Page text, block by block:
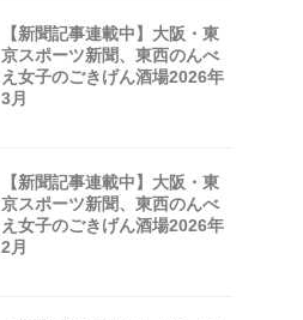
【新聞記事連載中】大阪・東
京スポーツ新聞、東西のんべ
え女子のごきげん酒場2026年
3月
【新聞記事連載中】大阪・東
京スポーツ新聞、東西のんべ
え女子のごきげん酒場2026年
2月